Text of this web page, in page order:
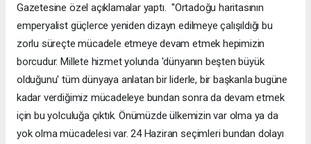
Gazetesine özel açıklamalar yaptı. ''Ortadoğu haritasının
emperyalist güçlerce yeniden dizayn edilmeye çalışıldığı bu
zorlu süreçte mücadele etmeye devam etmek hepimizin
borcudur. Millete hizmet yolunda 'dünyanın beşten büyük
olduğunu' tüm dünyaya anlatan bir liderle, bir başkanla bugüne
kadar verdiğimiz mücadeleye bundan sonra da devam etmek
için bu yolculuğa çıktık. Önümüzde ülkemizin var olma ya da
yok olma mücadelesi var. 24 Haziran seçimleri bundan dolayı